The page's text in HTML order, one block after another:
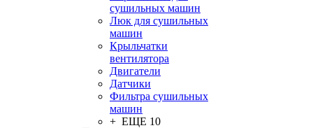
сушильных машин
Люк для сушильных
машин
Крыльчатки
вентилятора
Двигатели
Датчики
Фильтра сушильных
машин
+ ЕЩЕ 10